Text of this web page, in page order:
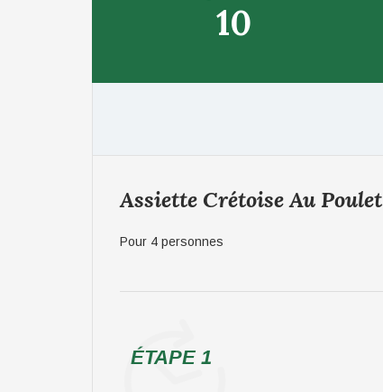
10
Assiette Crétoise Au Poulet
Pour 4 personnes
ÉTAPE 1